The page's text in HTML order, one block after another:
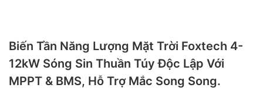
Biến Tần Năng Lượng Mặt Trời Foxtech 4-
12kW Sóng Sin Thuần Túy Độc Lập Với
MPPT & BMS, Hỗ Trợ Mắc Song Song.